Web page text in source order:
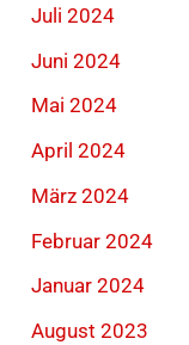
Juli 2024
Juni 2024
Mai 2024
April 2024
März 2024
Februar 2024
Januar 2024
August 2023